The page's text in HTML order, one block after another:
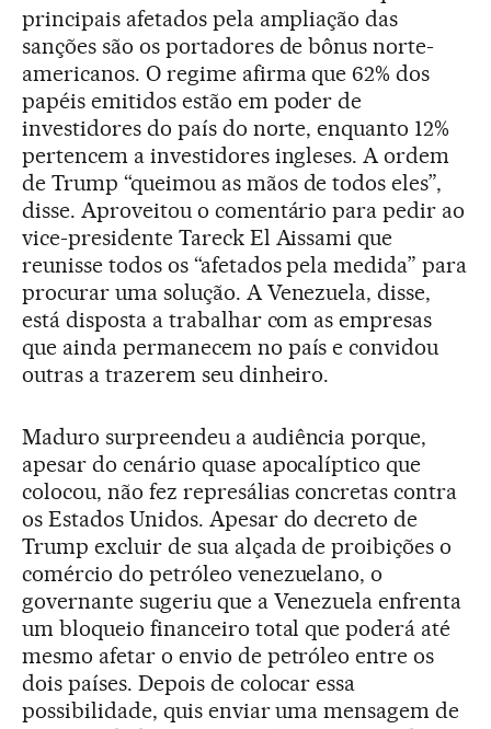
principais afetados pela ampliação das
sanções são os portadores de bônus norte-
americanos. O regime afirma que 62% dos
papéis emitidos estão em poder de
investidores do país do norte, enquanto 12%
pertencem a investidores ingleses. A ordem
de Trump “queimou as mãos de todos eles”,
disse. Aproveitou o comentário para pedir ao
vice-presidente Tareck El Aissami que
reunisse todos os “afetados pela medida” para
procurar uma solução. A Venezuela, disse,
está disposta a trabalhar com as empresas
que ainda permanecem no país e convidou
outras a trazerem seu dinheiro.
Maduro surpreendeu a audiência porque,
apesar do cenário quase apocalíptico que
colocou, não fez represálias concretas contra
os Estados Unidos. Apesar do decreto de
Trump excluir de sua alçada de proibições o
comércio do petróleo venezuelano, o
governante sugeriu que a Venezuela enfrenta
um bloqueio financeiro total que poderá até
mesmo afetar o envio de petróleo entre os
dois países. Depois de colocar essa
possibilidade, quis enviar uma mensagem de